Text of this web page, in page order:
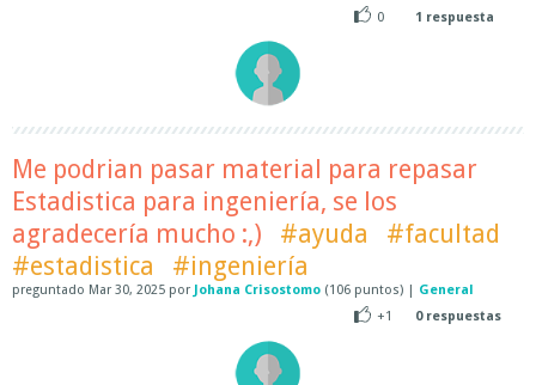
0
1 respuesta
Me podrian pasar material para repasar
Estadistica para ingeniería, se los
agradecería mucho :,)
#ayuda
#facultad
#estadistica
#ingeniería
preguntado Mar 30, 2025 por Johana Crisostomo (106 puntos) | General
+1
0respuestas